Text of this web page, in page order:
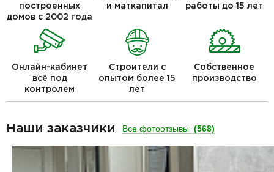
построенных
домов с 2002 года
и маткапитал
работы до 15 лет
Онлайн-кабинет
всё под
контролем
Строители с
опытом более 15
лет
Собственное
производство
Наши заказчики Все фотоотзывы (568)